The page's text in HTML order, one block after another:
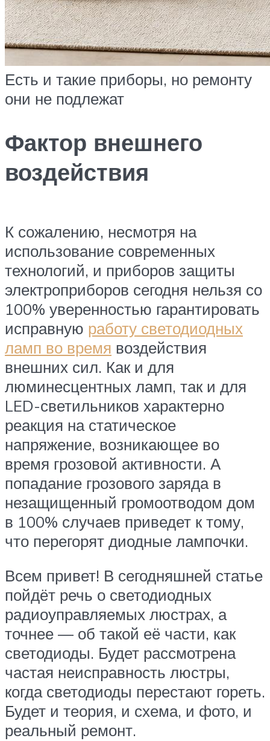
Есть и такие приборы, но ремонту
они не подлежат
Фактор внешнего
воздействия
К сожалению, несмотря на
использование современных
технологий, и приборов защиты
электроприборов сегодня нельзя со
100% уверенностью гарантировать
исправную работу светодиодных
ламп во время воздействия
внешних сил. Как и для
люминесцентных ламп, так и для
LED-светильников характерно
реакция на статическое
напряжение, возникающее во
время грозовой активности. А
попадание грозового заряда в
незащищенный громоотводом дом
в 100% случаев приведет к тому,
что перегорят диодные лампочки.
Всем привет! В сегодняшней статье
пойдёт речь о светодиодных
радиоуправляемых люстрах, а
точнее — об такой её части, как
светодиоды. Будет рассмотрена
частая неисправность люстры,
когда светодиоды перестают гореть.
Будет и теория, и схема, и фото, и
реальный ремонт.